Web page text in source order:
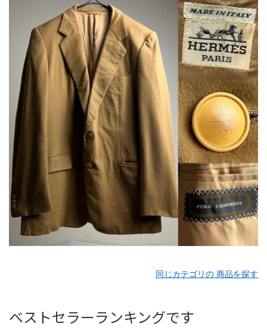
同じカテゴリの 商品を探す
ベストセラーランキングです